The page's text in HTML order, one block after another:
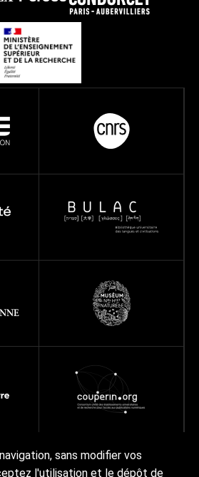
sans modifier vos
l'utilisation et le dépôt de